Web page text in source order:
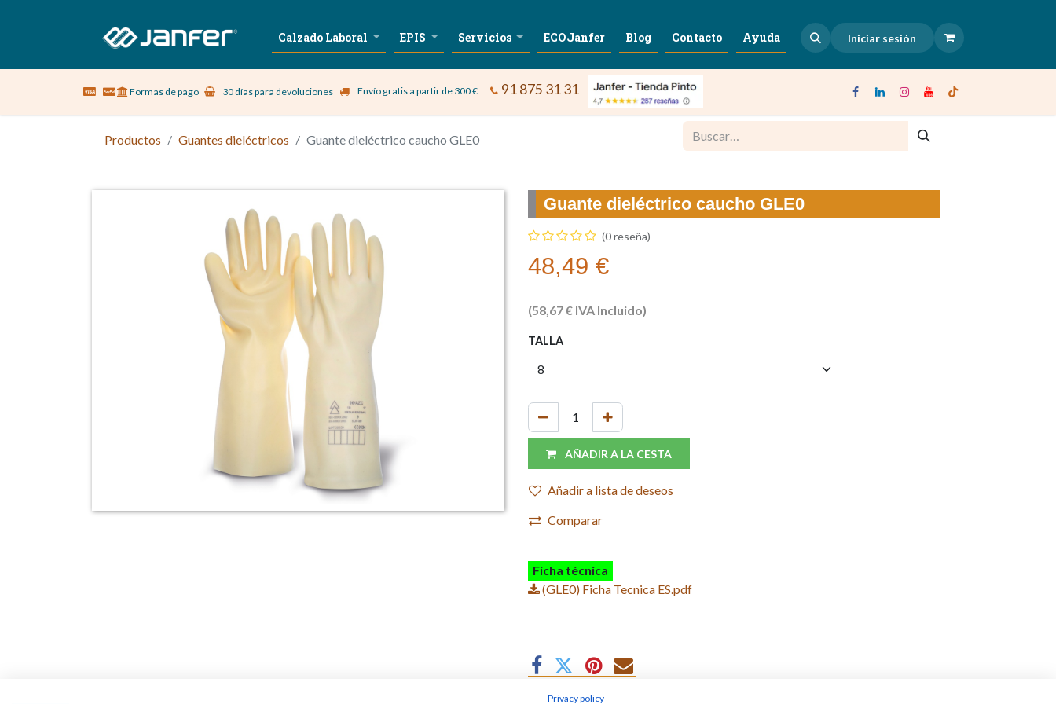
Sobre nosotros Vestuario Laboral Calzado Laboral EPIS Servicios ECOJanfer Blog Contacto Ayuda Iniciar sesión
Formas de pago 30 días para devoluciones Envío gratis a partir de 300 € 91 875 31 31
Productos Guantes dieléctricos Guante dieléctrico caucho GLE0
Guante dieléctrico caucho GLE0
(0 reseña)
48,49 €
(58,67€ IVA Incluido)
TALLA
AÑADIR A LA CESTA
Añadir a lista de deseos
Comparar
Ficha técnica
(GLE0) Ficha Tecnica ES.pdf
Privacy policy